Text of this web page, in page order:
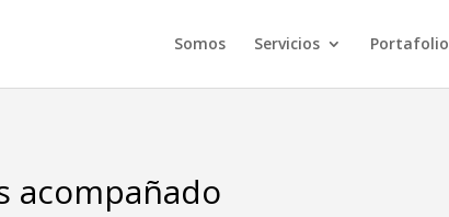
Somos Servicios Portafolio
acompañado